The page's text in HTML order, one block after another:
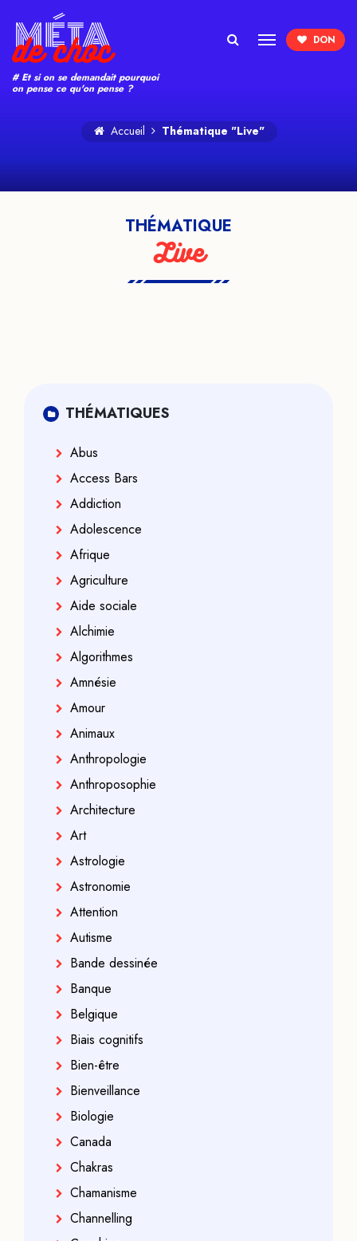
# Et si on se demandait pourquoi
on pense ce qu'on pense ?
Accueil Thématique "Live"
THÉMATIQUE
Live
THÉMATIQUES
Abus
Access Bars
Addiction
Adolescence
Afrique
Agriculture
Aide sociale
Alchimie
Algorithmes
Amnésie
Amour
Animaux
Anthropologie
Anthroposophie
Architecture
Art
Astrologie
Astronomie
Attention
Autisme
Bande dessinée
Banque
Belgique
Biais cognitifs
Bien-être
Bienveillance
Biologie
Canada
Chakras
Chamanisme
Channelling